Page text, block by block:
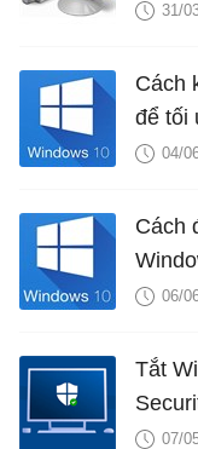
31/
Cách
để tối
04/
Cách
06/
Tắt
07/